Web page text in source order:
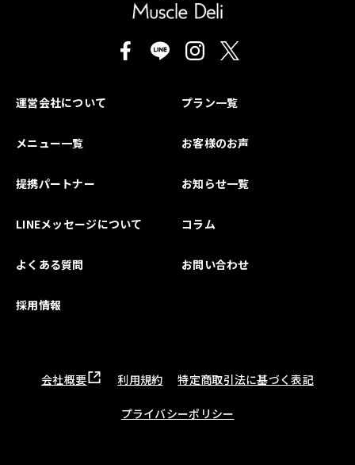
運営会社について プラン一覧
メニュー一覧 お客様のお声
提携パートナー お知らせ一覧
LINEメッセージについて コラム
よくある質問 お問い合わせ
採用情報
会社概要 利用規約 特定商取引法に基づく表記
プライバシーポリシー